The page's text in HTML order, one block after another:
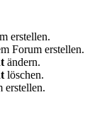
erstellen.
Forum erstellen.
ändern.
löschen.
erstellen.